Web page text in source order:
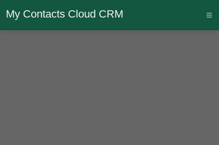
My Contacts Cloud CRM